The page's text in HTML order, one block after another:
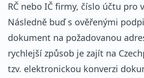
RČ nebo IČ firmy, číslo účtu pro
Následně buď s ověřenými
dokument na požadovanou
rychlejší způsob je zajít na
tzv. elektronickou konverzi